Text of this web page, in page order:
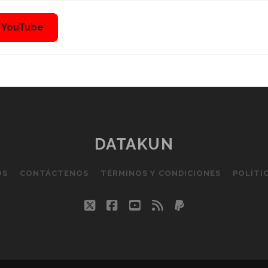
DATAKUN
CONTÁCTENOS TÉRMINOS Y CONDICIONES
twitterfacebook
youtube
rss paypal